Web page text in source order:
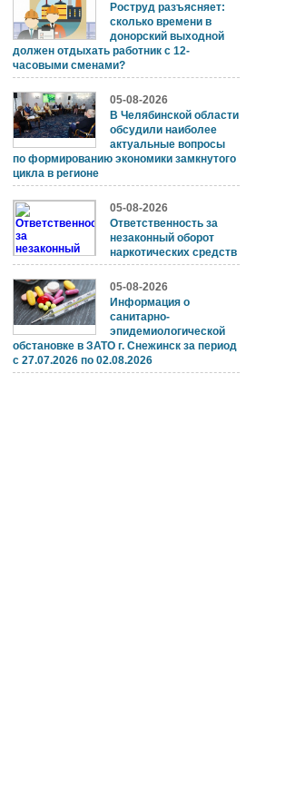
Роструд разъясняет:
сколько времени в
донорский выходной
должен отдыхать работник с 12-
часовыми сменами?
05-08-2026
В Челябинской области
обсудили наиболее
актуальные вопросы
по формированию экономики замкнутого
цикла в регионе
05-08-2026
Ответственность за
незаконный оборот
наркотических средств
05-08-2026
Информация о
санитарно-
эпидемиологической
обстановке в ЗАТО г. Снежинск за период
с 27.07.2026 по 02.08.2026